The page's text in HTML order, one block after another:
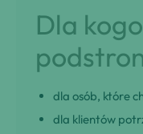
Dla
dla osób, które
dla klientów